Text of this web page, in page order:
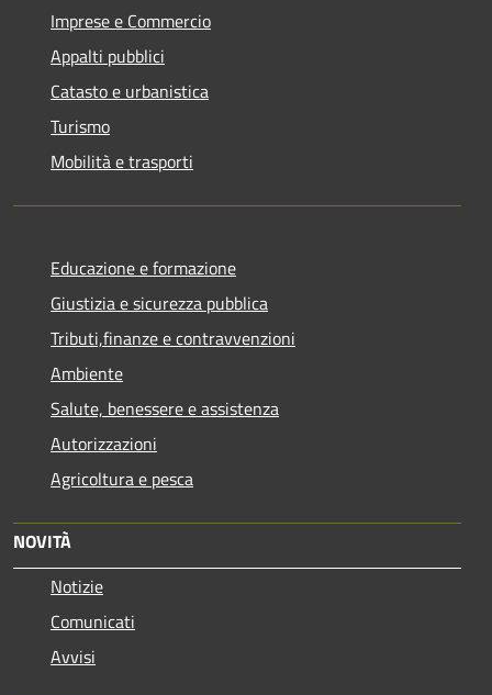
Imprese e Commercio
Appalti pubblici
Catasto e urbanistica
Turismo
Mobilità e trasporti
Educazione e formazione
Giustizia e sicurezza pubblica
Tributi,finanze e contravvenzioni
Ambiente
Salute, benessere e assistenza
Autorizzazioni
Agricoltura e pesca
NOVITÀ
Notizie
Comunicati
Avvisi